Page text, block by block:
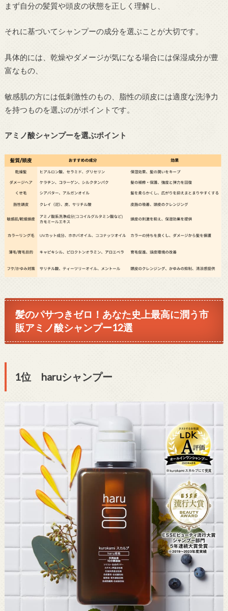
まず自分の髪質や頭皮の状態を正しく理解し、
それに基づいてシャンプーの成分を選ぶことが大切です。
具体的には、乾燥やダメージが気になる場合には保湿成分が豊
富なもの、
敏感肌の方には低刺激性のもの、脂性の頭皮には適度な洗浄力
を持つものを選ぶのがポイントです。
アミノ酸シャンプーを選ぶポイント
髪のパサつきゼロ！あなた史上最高に潤う市
販アミノ酸シャンプー12選
1位 haruシャンプー